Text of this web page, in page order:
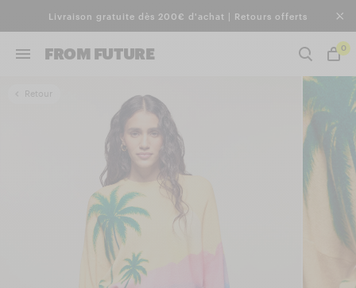
Livraison gratuite dès 200€ d'achat | Retours offerts
FROM FUTURE 0
Retour